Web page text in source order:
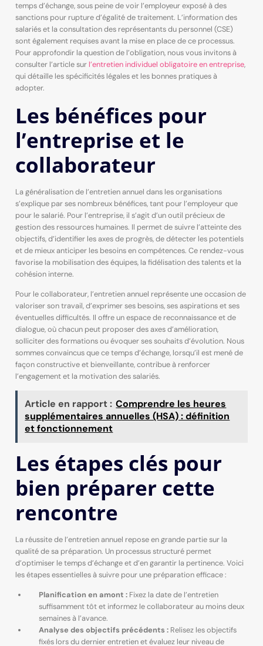
temps d’échange, sous peine de voir l’employeur exposé à des
sanctions pour rupture d’égalité de traitement. L’information des
salariés et la consultation des représentants du personnel (CSE)
sont également requises avant la mise en place de ce processus.
Pour approfondir la question de l’obligation, nous vous invitons à
consulter l’article sur l’entretien individuel obligatoire en entreprise,
qui détaille les spécificités légales et les bonnes pratiques à
adopter.
Les bénéfices pour
l’entreprise et le
collaborateur
La généralisation de l’entretien annuel dans les organisations
s’explique par ses nombreux bénéfices, tant pour l’employeur que
pour le salarié. Pour l’entreprise, il s’agit d’un outil précieux de
gestion des ressources humaines. Il permet de suivre l’atteinte des
objectifs, d’identifier les axes de progrès, de détecter les potentiels
et de mieux anticiper les besoins en compétences. Ce rendez-vous
favorise la mobilisation des équipes, la fidélisation des talents et la
cohésion interne.
Pour le collaborateur, l’entretien annuel représente une occasion de
valoriser son travail, d’exprimer ses besoins, ses aspirations et ses
éventuelles difficultés. Il offre un espace de reconnaissance et de
dialogue, où chacun peut proposer des axes d’amélioration,
solliciter des formations ou évoquer ses souhaits d’évolution. Nous
sommes convaincus que ce temps d’échange, lorsqu’il est mené de
façon constructive et bienveillante, contribue à renforcer
l’engagement et la motivation des salariés.
Article en rapport : Comprendre les heures
supplémentaires annuelles (HSA) : définition
et fonctionnement
Les étapes clés pour
bien préparer cette
rencontre
La réussite de l’entretien annuel repose en grande partie sur la
qualité de sa préparation. Un processus structuré permet
d’optimiser le temps d’échange et d’en garantir la pertinence. Voici
les étapes essentielles à suivre pour une préparation efficace :
Planification en amont :Fixez la date de l’entretien
suffisamment tôt et informez le collaborateur au moins deux
semaines à l’avance.
Analyse des objectifs précédents :Relisez les objectifs
fixés lors du dernier entretien et évaluez leur niveau de